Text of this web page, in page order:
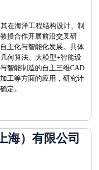
在海洋工程结构设计、制
授合作开展前沿交叉研
主化与智能化发展。具体
何算法、大模型+智能设
智能制造的自主三维CAD
工等方面的应用，研究计
定。
海）有限公司